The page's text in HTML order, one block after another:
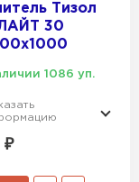
Тизол
30
1086 уп.
₽